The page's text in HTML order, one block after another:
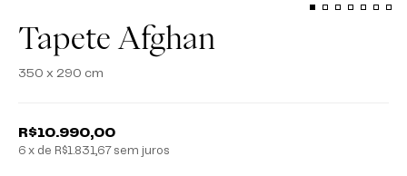
Tapete Afghan
350 x 290 cm
R$10.990,00
6 x de R$1.831,67 sem juros